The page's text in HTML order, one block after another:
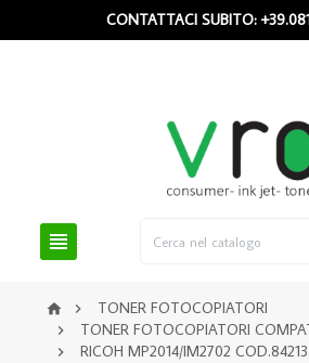
CONTATTACI SUBITO:

  TONER FOTOCOPIATORI
 TONER FOTOCOPIATORI
 RICOH MP2014/IM2702